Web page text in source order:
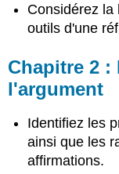
d'un
autre
Chapitre
4 :
Évaluation
la
force
d'un
Considérez la
outils d'une
Chapitre 2
l'argument
Identifiez les
ainsi que les
affirmations.